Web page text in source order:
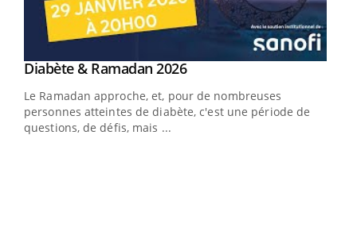
Youtube
Diabète & Ramadan 2026Youtube
Le Ramadan approche, et, pour de nombreuses
personnes atteintes de diabète, c'est une période de
questions, de défis, mais ...